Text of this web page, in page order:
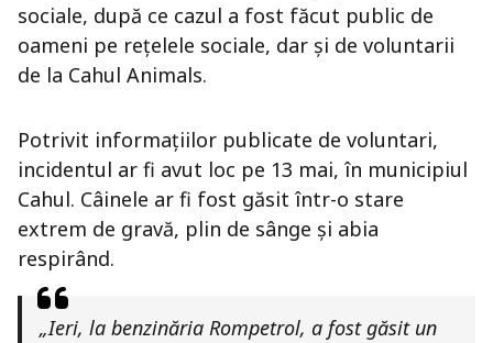
sociale, după ce cazul a fost făcut public de
oameni pe rețelele sociale, dar și de voluntarii
de la Cahul Animals.
Potrivit informațiilor publicate de voluntari,
incidentul ar fi avut loc pe 13 mai, în municipiul
Cahul. Câinele ar fi fost găsit într-o stare
extrem de gravă, plin de sânge și abia
respirând.
„Ieri, la benzinăria Rompetrol, a fost găsit un